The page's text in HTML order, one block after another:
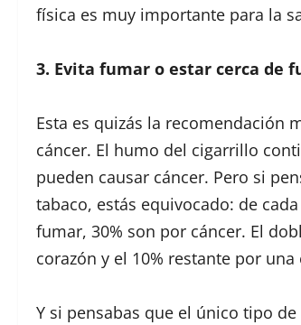
física es muy importante para la
3. Evita fumar o estar cerca de
Esta es quizás la recomendación
cáncer. El humo del cigarrillo
pueden causar cáncer. Pero si
tabaco, estás equivocado: de
fumar, 30% son por cáncer. El
corazón y el 10% restante por
Y si pensabas que el único tipo